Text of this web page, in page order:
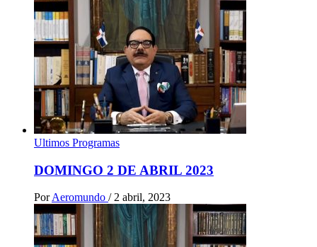
Ultimos Programas
DOMINGO 2 DE ABRIL 2023
Por Aeromundo / 2 abril, 2023